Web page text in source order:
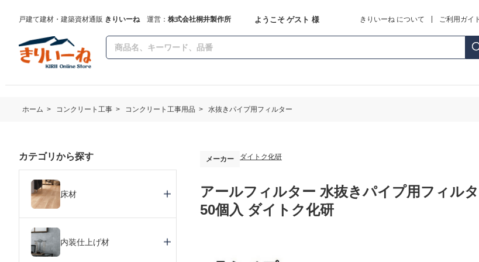
戸建て建材・建築資材通販 きりいーね運営： 株式会社桐井製作所 ようこそ ゲスト 様 きりいーね について ご利用ガイ
ホーム > コンクリート工事 > コンクリート工事用品 > 水抜きパイプ用フィルター
メーカー ダイトク化研
アールフィルター 水抜きパイプ用フィル
50個入 ダイトク化研
カテゴリから探す
床材
内装仕上げ材